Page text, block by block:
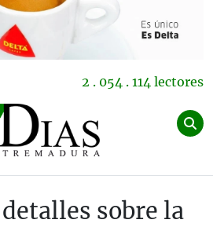
2 . 054 . 114 lectores
sobre la